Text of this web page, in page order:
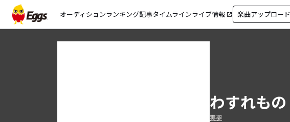
オーディションランキング記事タイムラインライブ情報 open_in_new 楽曲アップロード
わすれもの
実夢